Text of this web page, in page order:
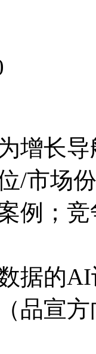
增长导
/市场
例；
据的
品宣